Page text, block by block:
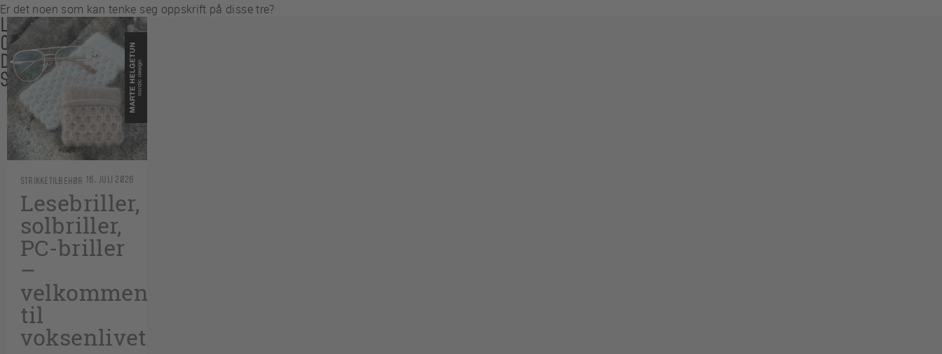
Er det noen som kan tenke seg oppskrift på disse tre?
LES
OGSÅ
DISSE
SAKENE
STRIKKETILBEHØR 16. JULI 2026
Lesebriller,
solbriller,
PC-briller
–
velkommen
til
voksenlivet!